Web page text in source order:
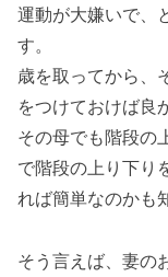
運動が大嫌いで、
す。
歳を取ってから、
をつけておけば良
その母でも階段の
で階段の上り下り
れば簡単なのかも
そう言えば、妻の